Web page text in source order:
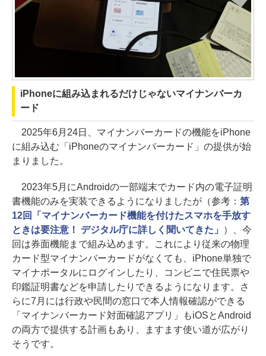
iPhoneに組み込まれるだけじゃないマイナンバーカ
ード
2025年6月24日、マイナンバーカードの機能をiPhone
に組み込む「iPhoneのマイナンバーカード」の提供が始
まりました。
2023年5月にAndroidの一部端末でカード内の電子証明
書機能のみを実装できるようになりましたが（参考： 第
12回「マイナンバーカード機能を付けたスマホを手放す
ときは要注意！ デジタル庁に詳しく聞いてきた」
）、今
回は券面機能まで組み込めます。これにより従来の物理
カード型マイナンバーカードがなくても、iPhone単独で
マイナポータルにログインしたり、コンビニで住民票や
印鑑証明書などを申請したりできるようになります。さ
らに7月には行政や民間の窓口で本人情報確認ができる
「マイナンバーカード対面確認アプリ」もiOSとAndroid
の両方で提供する計画もあり、ますます使い道が広がり
そうです。